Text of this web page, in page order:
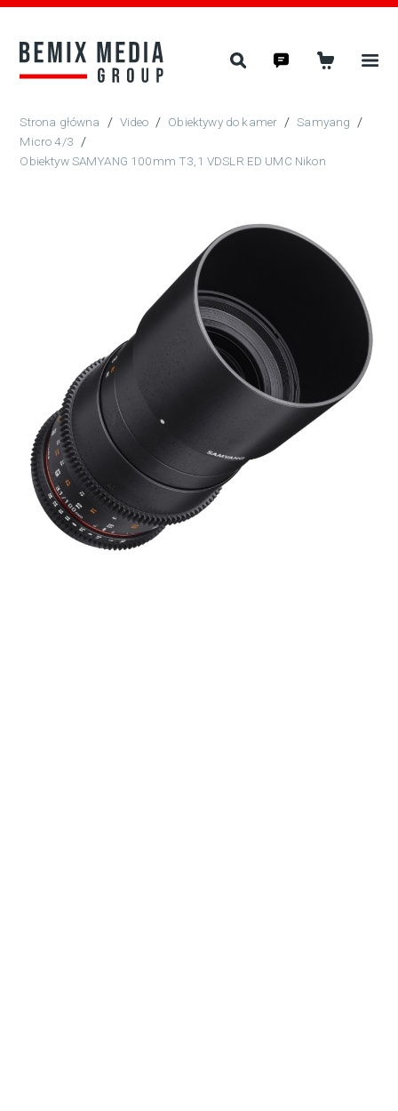
/ Video / Obiektywy do kamer /Samyang /
Micro 4/3 /
Obiektyw SAMYANG 100mm T3,1 VDSLR ED UMC Nikon